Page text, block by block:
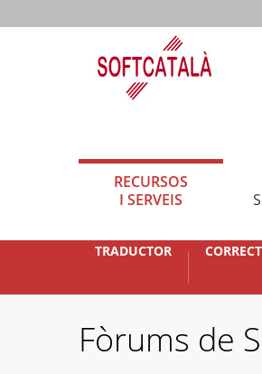
RECURSOS
I SERVEIS
TRADUCTOR
Fòrums de